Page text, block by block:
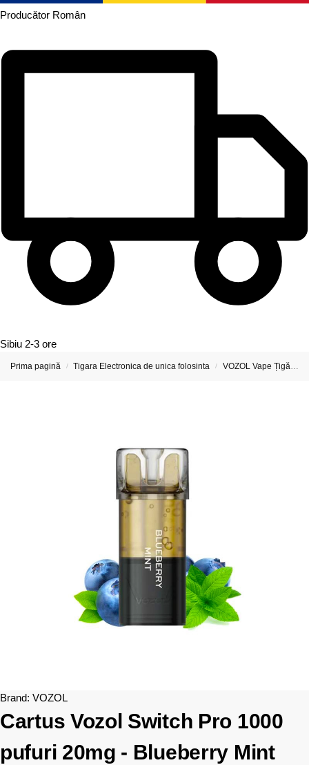
Producător Român
Sibiu 2-3 ore
Prima pagină / Tigara Electronica de unica folosinta / VOZOL Vape Țigări Electronice & Vape-uri
Brand: VOZOL
Cartus Vozol Switch Pro 1000
pufuri 20mg - Blueberry Mint